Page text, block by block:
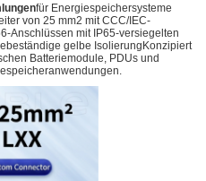
für Energiespeichersysteme
von 25 mm2 mit CCC/IEC-
Anschlüssen mit IP65-versiegelten
gelbe IsolierungKonzipiert
Batteriemodule, PDUs und